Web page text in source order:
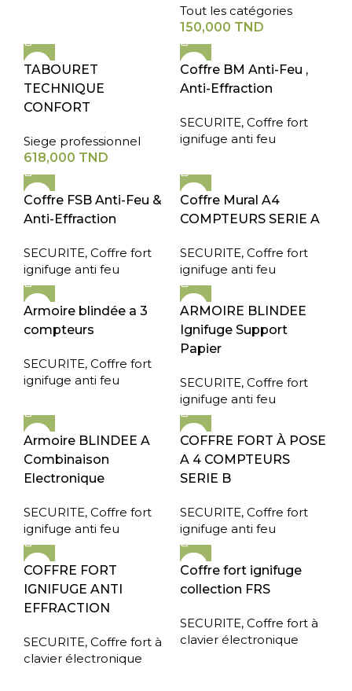
Tout les catégories
150,000 TND
TABOURET
TECHNIQUE
CONFORT
Siege professionnel
618,000 TND
Coffre BM Anti-Feu ,
Anti-Effraction
SECURITE, Coffre fort
ignifuge anti feu
Coffre FSB Anti-Feu &
Anti-Effraction
SECURITE, Coffre fort
ignifuge anti feu
Coffre Mural A4
COMPTEURS SERIE A
SECURITE, Coffre fort
ignifuge anti feu
Armoire blindée a 3
compteurs
SECURITE, Coffre fort
ignifuge anti feu
ARMOIRE BLINDEE
Ignifuge Support
Papier
SECURITE, Coffre fort
ignifuge anti feu
Armoire BLINDEE A
Combinaison
Electronique
SECURITE, Coffre fort
ignifuge anti feu
COFFRE FORT À POSE
A 4 COMPTEURS
SERIE B
SECURITE, Coffre fort
ignifuge anti feu
COFFRE FORT
IGNIFUGE ANTI
EFFRACTION
SECURITE, Coffre fort à
clavier électronique
Coffre fort ignifuge
collection FRS
SECURITE, Coffre fort à
clavier électronique